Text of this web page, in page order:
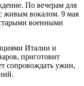
По вечерам для
живым вокалом. 9 мая
военными
Италии и
приготовит
сопровождать ужин,